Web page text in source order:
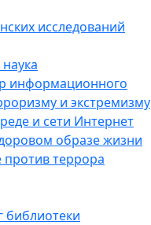
исследований
информационного
и экстремизму
и сети Интернет
образе жизни
против террора
библиотеки